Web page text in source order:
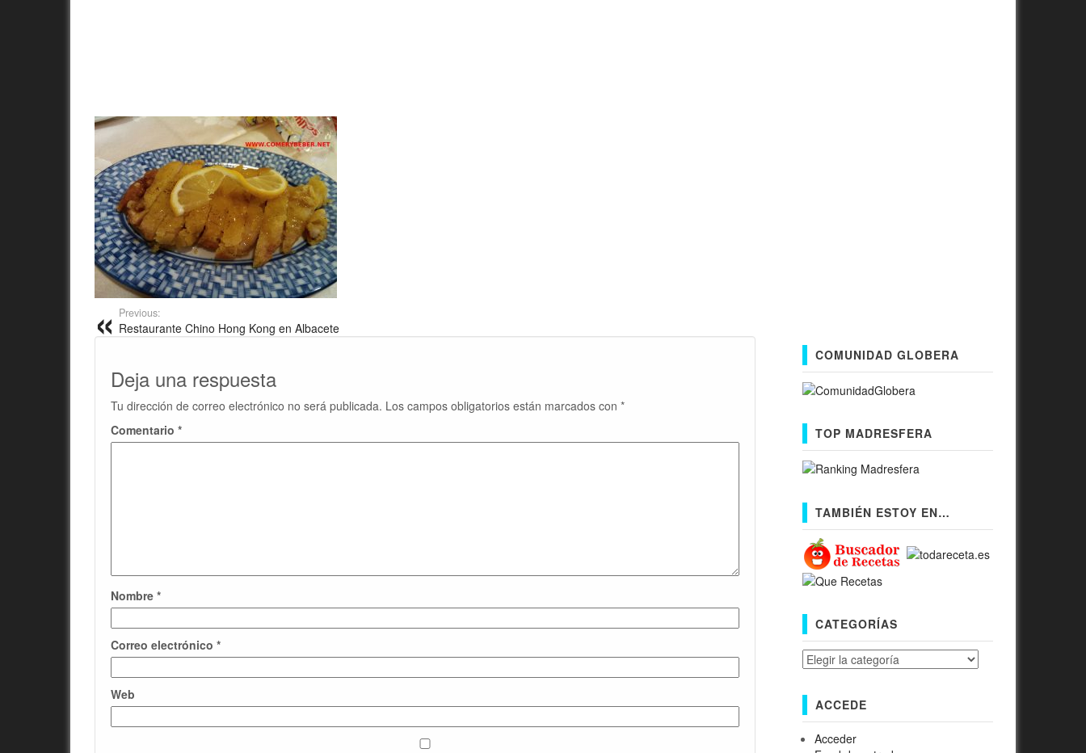
Previous:
Restaurante Chino Hong Kong en Albacete
Deja una respuesta
Tu dirección de correo electrónico no será publicada. Los campos obligatorios están marcados con *
Comentario *
Nombre *
Correo electrónico *
Web
COMUNIDAD GLOBERA
TOP MADRESFERA
TAMBIÉN ESTOY EN…
CATEGORÍAS
Categorías
ACCEDE
Acceder